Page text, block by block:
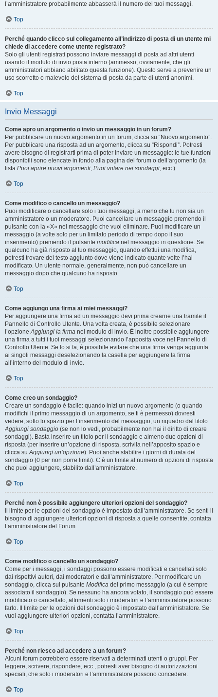
l’amministratore probabilmente abbasserà il numero dei tuoi messaggi.
Top
Perché quando clicco sul collegamento all’indirizzo di posta di un utente mi
chiede di accedere come utente registrato?
Solo gli utenti registrati possono inviare messaggi di posta ad altri utenti
usando il modulo di invio posta interno (ammesso, ovviamente, che gli
amministratori abbiano abilitato questa funzione). Questo serve a prevenire un
uso scorretto o malevolo del sistema di posta da parte di utenti anonimi.
Top
Invio Messaggi
Come apro un argomento o invio un messaggio in un forum?
Per pubblicare un nuovo argomento in un forum, clicca su “Nuovo argomento”.
Per pubblicare una risposta ad un argomento, clicca su “Rispondi”. Potresti
avere bisogno di registrarti prima di poter inviare un messaggio: le tue funzioni
disponibili sono elencate in fondo alla pagina del forum o dell’argomento (la
lista Puoi aprire nuovi argomenti, Puoi votare nei sondaggi, ecc.).
Top
Come modifico o cancello un messaggio?
Puoi modificare o cancellare solo i tuoi messaggi, a meno che tu non sia un
amministratore o un moderatore. Puoi cancellare un messaggio premendo il
pulsante con la «X» nel messaggio che vuoi eliminare. Puoi modificare un
messaggio (a volte solo per un limitato periodo di tempo dopo il suo
inserimento) premendo il pulsante modifica nel messaggio in questione. Se
qualcuno ha già risposto al tuo messaggio, quando effettui una modifica,
potresti trovare del testo aggiunto dove viene indicato quante volte l’hai
modificato. Un utente normale, generalmente, non può cancellare un
messaggio dopo che qualcuno ha risposto.
Top
Come aggiungo una firma ai miei messaggi?
Per aggiungere una firma ad un messaggio devi prima crearne una tramite il
Pannello di Controllo Utente. Una volta creata, è possibile selezionare
l’opzioneAggiungi la firma nel modulo di invio. È inoltre possibile aggiungere
una firma a tutti i tuoi messaggi selezionando l’apposita voce nel Pannello di
Controllo Utente. Se lo si fa, è possibile evitare che una firma venga aggiunta
ai singoli messaggi deselezionando la casella per aggiungere la firma
all’interno del modulo di invio.
Top
Come creo un sondaggio?
Creare un sondaggio è facile: quando inizi un nuovo argomento (o quando
modifichi il primo messaggio di un argomento, se ti è permesso) dovresti
vedere, sotto lo spazio per l’inserimento del messaggio, un riquadro dal titolo
Aggiungi sondaggio (se non lo vedi, probabilmente non hai il diritto di creare
sondaggi). Basta inserire un titolo per il sondaggio e almeno due opzioni di
risposta (per inserire un’opzione di risposta, scrivila nell’apposito spazio e
clicca suAggiungi un’opzione). Puoi anche stabilire i giorni di durata del
sondaggio (0 per non porre limiti). C’è un limite al numero di opzioni di risposta
che puoi aggiungere, stabilito dall’amministratore.
Top
Perché non è possibile aggiungere ulteriori opzioni del sondaggio?
Il limite per le opzioni del sondaggio è impostato dall’amministratore. Se senti il
bisogno di aggiungere ulteriori opzioni di risposta a quelle consentite, contatta
l’amministratore del Forum.
Top
Come modifico o cancello un sondaggio?
Come per i messaggi, i sondaggi possono essere modificati e cancellati solo
dai rispettivi autori, dai moderatori e dall’amministratore. Per modificare un
sondaggio, clicca sul pulsante Modifica del primo messaggio (a cui è sempre
associato il sondaggio). Se nessuno ha ancora votato, il sondaggio può essere
modificato o cancellato, altrimenti solo i moderatori e l’amministratore possono
farlo. Il limite per le opzioni del sondaggio è impostato dall’amministratore. Se
vuoi aggiungere ulteriori opzioni, contatta l’amministratore.
Top
Perché non riesco ad accedere a un forum?
Alcuni forum potrebbero essere riservati a determinati utenti o gruppi. Per
leggere, scrivere, rispondere, ecc., potresti aver bisogno di autorizzazioni
speciali, che solo i moderatori e l’amministratore possono concedere.
Top